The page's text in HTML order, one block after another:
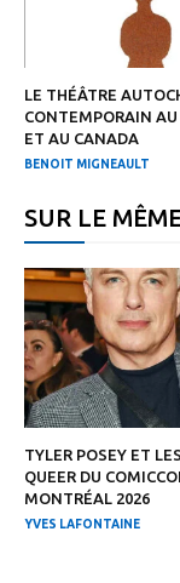
LE THÉÂTRE
CONTEMPORAIN AU
ET AU CANADA
BENOIT MIGNEAULT
SUR LE
TYLER POSEY ET
QUEER DU
MONTRÉAL 2026
YVES LAFONTAINE